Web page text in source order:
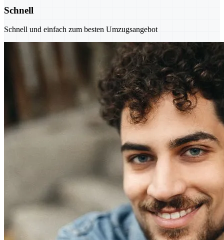
Schnell
Schnell und einfach zum besten Umzugsangebot